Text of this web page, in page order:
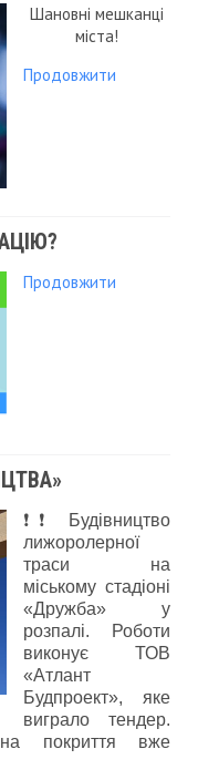
Шановні мешканці
міста!
Продовжити
Продовжити
❗❗ Будівництво
лижоролерної
траси на
міському стадіоні
«Дружба» у
розпалі. Роботи
виконує ТОВ
«Атлант
Будпроект», яке
виграло тендер.
покриття вже